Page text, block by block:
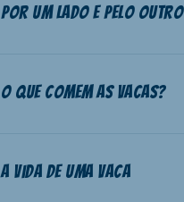
Por um lado e pelo outro
O que comem as vacas?
A vida de uma vaca